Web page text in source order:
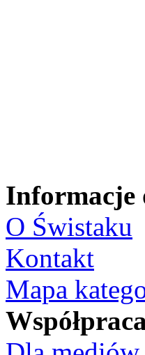
Informacje
O Świstaku
Kontakt
Mapa